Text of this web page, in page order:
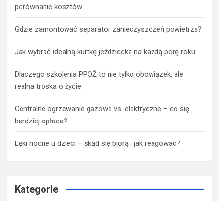
porównanie kosztów
Gdzie zamontować separator zanieczyszczeń powietrza?
Jak wybrać idealną kurtkę jeździecką na każdą porę roku
Dlaczego szkolenia PPOŻ to nie tylko obowiązek, ale
realna troska o życie
Centralne ogrzewanie gazowe vs. elektryczne – co się
bardziej opłaca?
Lęki nocne u dzieci – skąd się biorą i jak reagować?
Kategorie